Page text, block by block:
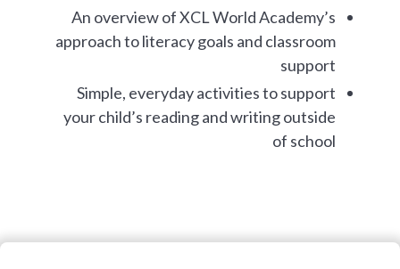
An overview of XCL World Academy’s
approach to literacy goals and classroom
support
Simple, everyday activities to support
your child’s reading and writing outside
of school